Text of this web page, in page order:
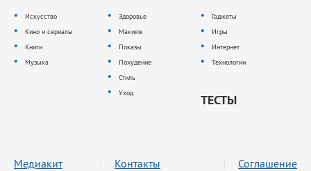
Искусство
Кино и сериалы
Книги
Музыка
Здоровье
Макияж
Показы
Похудение
Стиль
Уход
Гаджеты
Игры
Интернет
Технологии
ТЕСТЫ
Медиакит Контакты Соглашение